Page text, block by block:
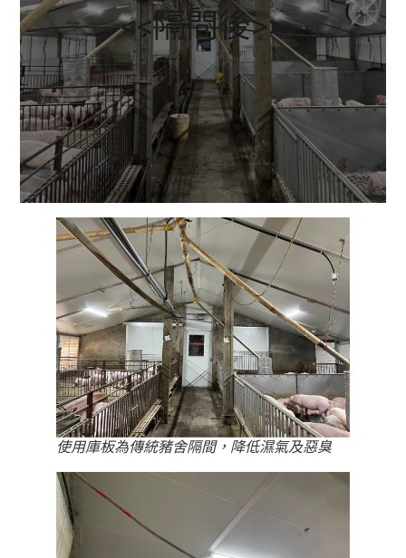
<<隔間後>>
使用庫板為傳統豬舍隔間，降低濕氣及惡臭